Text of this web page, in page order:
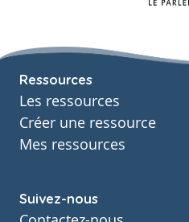
Ressources
Les ressources
Créer une ressource
Mes ressources
Suivez-nous